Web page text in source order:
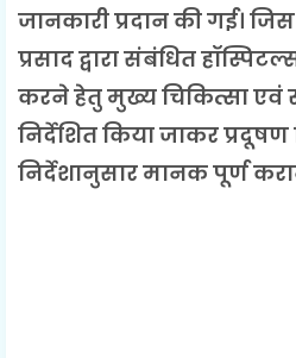
जानकारी प्रदान की गई।
प्रसाद द्वारा संबंधित
करने हेतु मुख्य चिकित्सा एवं
निर्देशित किया जाकर
निर्देशानुसार मानक पूर्ण